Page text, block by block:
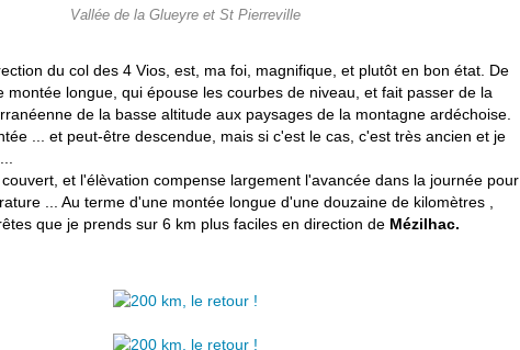
Vallée de la Glueyre et St Pierreville
du col des 4 Vios, est, ma foi, magnifique, et plutôt en bon état. De
montée longue, qui épouse les courbes de niveau, et fait passer de la
de la basse altitude aux paysages de la montagne ardéchoise.
... et peut-être descendue, mais si c'est le cas, c'est très ancien et je
et l'élèvation compense largement l'avancée dans la journée pour
... Au terme d'une montée longue d'une douzaine de kilomètres ,
que je prends sur 6 km plus faciles en direction de Mézilhac.